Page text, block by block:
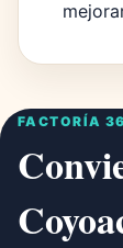
FACTORÍA